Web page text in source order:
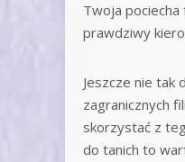
Twoja pociecha
prawdziwy
Jeszcze nie tak
zagranicznych
skorzystać z
do tanich to